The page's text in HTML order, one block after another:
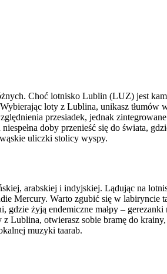
Choć lotnisko Lublin (LUZ) jest
loty z Lublina, unikasz tłumów
przesiadek, jednak
doby przenieść się do świata,
uliczki stolicy wyspy.
arabskiej i indyjskiej. Lądując na
Mercury. Warto zgubić się w labiryncie
żyją endemiczne małpy –
otwierasz sobie bramę do
muzyki taarab.